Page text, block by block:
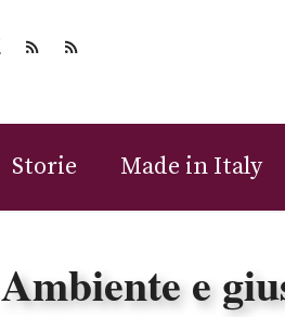
Storie Made in Italy
Ambiente e